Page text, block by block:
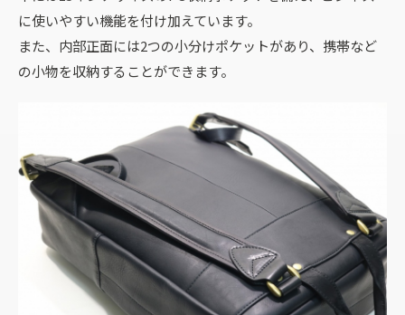
に使いやすい機能を付け加えています。
また、内部正面には2つの小分けポケットがあり、携帯など
の小物を収納することができます。